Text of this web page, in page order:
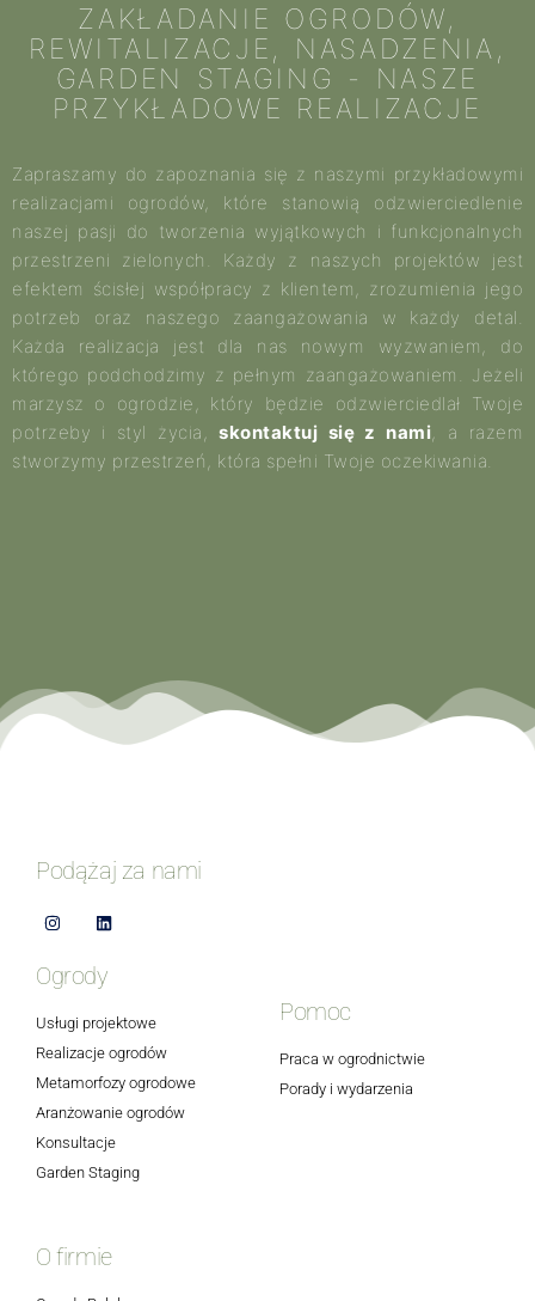
ZAKŁADANIE OGRODÓW,
REWITALIZACJE, NASADZENIA,
GARDEN STAGING - NASZE
PRZYKŁADOWE REALIZACJE
Zapraszamy do zapoznania się z naszymi przykładowymi
realizacjami ogrodów, które stanowią odzwierciedlenie
naszej pasji do tworzenia wyjątkowych i funkcjonalnych
przestrzeni zielonych. Każdy z naszych projektów jest
efektem ścisłej współpracy z klientem, zrozumienia jego
potrzeb oraz naszego zaangażowania w każdy detal.
Każda realizacja jest dla nas nowym wyzwaniem, do
którego podchodzimy z pełnym zaangażowaniem. Jeżeli
marzysz o ogrodzie, który będzie odzwierciedlał Twoje
potrzeby i styl życia,skontaktuj się z nami, a razem
stworzymy przestrzeń, która spełni Twoje oczekiwania.
Podążaj za nami
Ogrody
Usługi projektowe
Realizacje ogrodów
Metamorfozy ogrodowe
Aranżowanie ogrodów
Konsultacje
Garden Staging
Pomoc
Praca w ogrodnictwie
Porady i wydarzenia
O firmie